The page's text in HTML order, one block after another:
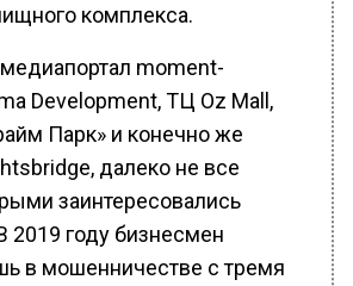
комплекса.
moment-
Development, ТЦ Oz Mall,
Парк» и конечно же
далеко не все
заинтересовались
2019 году бизнесмен
в мошенничестве с тремя